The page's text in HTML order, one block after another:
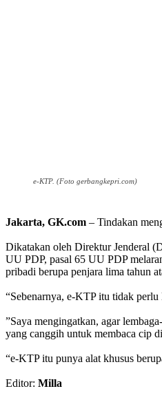
e-KTP. (Foto gerbangkepri.com)
Jakarta, GK.com – Tindakan
Dikatakan oleh Direktur Jenderal
UU PDP, pasal 65 UU PDP
pribadi berupa penjara lima tahun
“Sebenarnya, e-KTP itu tidak
”Saya mengingatkan, agar
yang canggih untuk membaca cip
“e-KTP itu punya alat khusus
Editor: Milla